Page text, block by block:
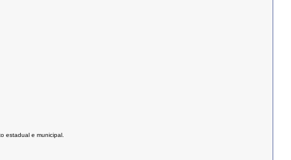
estadual e municipal.